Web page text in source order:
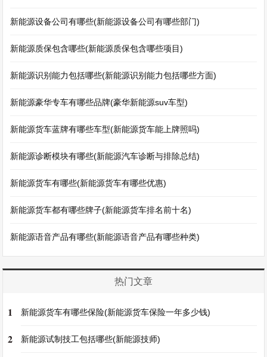
新能源设备公司有哪些(新能源设备公司有哪些部门)
新能源质保包含哪些(新能源质保包含哪些项目)
新能源识别能力包括哪些(新能源识别能力包括哪些方面)
新能源豪华专车有哪些品牌(豪华新能源suv车型)
新能源货车蓝牌有哪些车型(新能源货车能上牌照吗)
新能源诊断模块有哪些(新能源汽车诊断与排除总结)
新能源货车有哪些(新能源货车有哪些优惠)
新能源货车都有哪些牌子(新能源货车排名前十名)
新能源语音产品有哪些(新能源语音产品有哪些种类)
热门文章
1 新能源货车有哪些保险(新能源货车保险一年多少钱)
2 新能源试制技工包括哪些(新能源技师)